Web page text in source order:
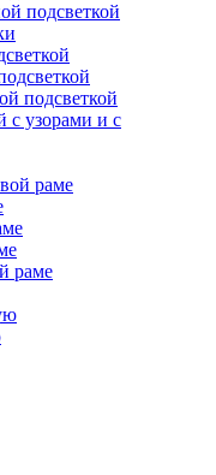
подсветкой
подсветкой
с узорами и с
раме
раме